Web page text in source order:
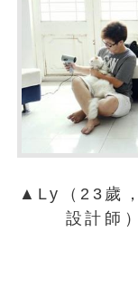
▲Ly（23歲
設計師